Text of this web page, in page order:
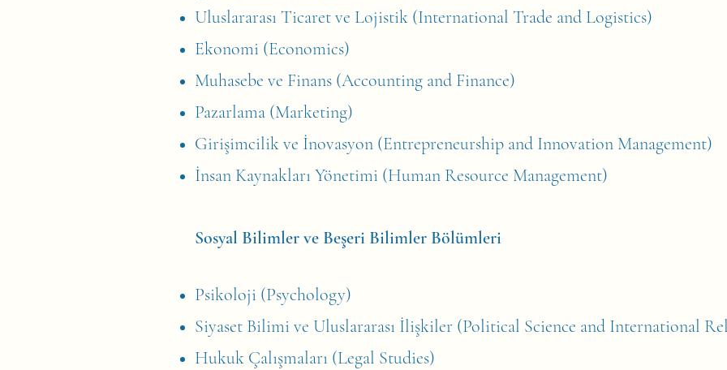
Uluslararası Ticaret ve Lojistik (International Trade and Logistics)
Ekonomi (Economics)
Muhasebe ve Finans (Accounting and Finance)
Pazarlama (Marketing)
Girişimcilik ve İnovasyon (Entrepreneurship and Innovation Management)
İnsan Kaynakları Yönetimi (Human Resource Management)​
Sosyal Bilimler ve Beşeri Bilimler Bölümleri
Psikoloji (Psychology)
Siyaset Bilimi ve Uluslararası İlişkiler (Political Science and International
Hukuk Çalışmaları (Legal Studies)